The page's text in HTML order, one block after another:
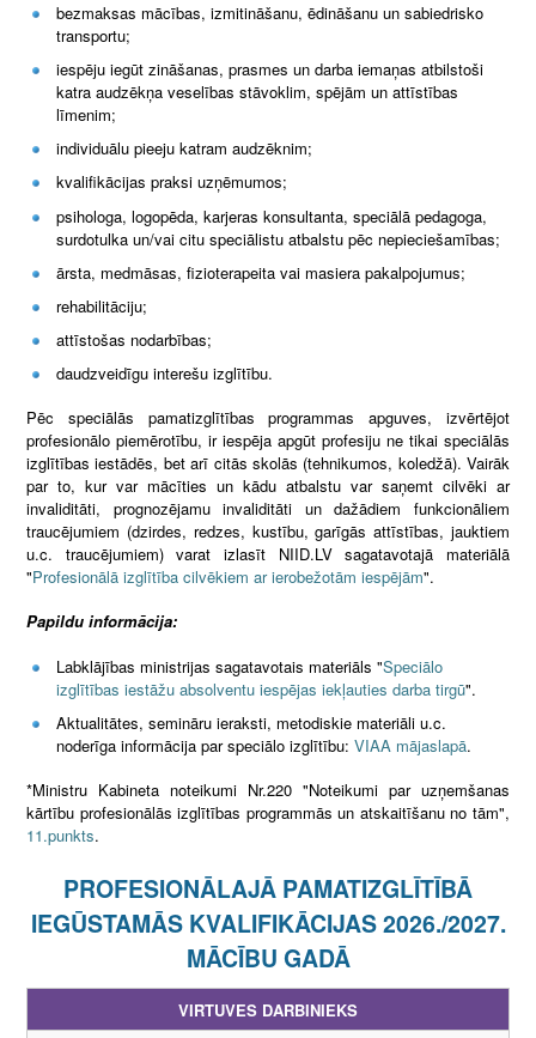
bezmaksas mācības, izmitināšanu, ēdināšanu un sabiedrisko
transportu;
iespēju iegūt zināšanas, prasmes un darba iemaņas atbilstoši
katra audzēkņa veselības stāvoklim, spējām un attīstības
līmenim;
individuālu pieeju katram audzēknim;
kvalifikācijas praksi uzņēmumos;
psihologa, logopēda, karjeras konsultanta, speciālā pedagoga,
surdotulka un/vai citu speciālistu atbalstu pēc nepieciešamības;
ārsta, medmāsas, fizioterapeita vai masiera pakalpojumus;
rehabilitāciju;
attīstošas nodarbības;
daudzveidīgu interešu izglītību.
Pēc speciālās pamatizglītības programmas apguves, izvērtējot
profesionālo piemērotību, ir iespēja apgūt profesiju ne tikai speciālās
izglītības iestādēs, bet arī citās skolās (tehnikumos, koledžā). Vairāk
par to, kur var mācīties un kādu atbalstu var saņemt cilvēki ar
invaliditāti, prognozējamu invaliditāti un dažādiem funkcionāliem
traucējumiem (dzirdes, redzes, kustību, garīgās attīstības, jauktiem
u.c. traucējumiem) varat izlasīt NIID.LV sagatavotajā materiālā
"Profesionālā izglītība cilvēkiem ar ierobežotām iespējām".
Papildu informācija:
Labklājības ministrijas sagatavotais materiāls "Speciālo
izglītības iestāžu absolventu iespējas iekļauties darba tirgū".
Aktualitātes, semināru ieraksti, metodiskie materiāli u.c.
noderīga informācija par speciālo izglītību: VIAA mājaslapā.
*Ministru Kabineta noteikumi Nr.220 "Noteikumi par uzņemšanas
kārtību profesionālās izglītības programmās un atskaitīšanu no tām",
11.punkts.
PROFESIONĀLAJĀ PAMATIZGLĪTĪBĀ
IEGŪSTAMĀS KVALIFIKĀCIJAS 2026./2027.
MĀCĪBU GADĀ
VIRTUVES DARBINIEKS